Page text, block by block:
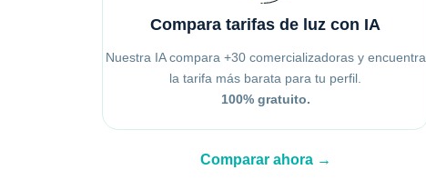
Compara tarifas de luz con IA
Nuestra IA compara +30 comercializadoras y encuentra
la tarifa más barata para tu perfil.
100% gratuito.
Comparar ahora →